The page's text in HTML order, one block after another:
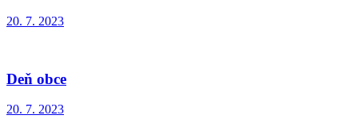
20. 7. 2023
Deň obce
20. 7. 2023